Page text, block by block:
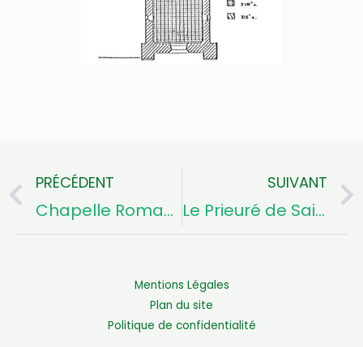
Précédent
PRÉCÉDENT
Chapelle Romande de la Gouex
SUIVANT
Le Prieuré de Saint Denis de Jaulnay
Mentions Légales
Plan du site
Politique de confidentialité